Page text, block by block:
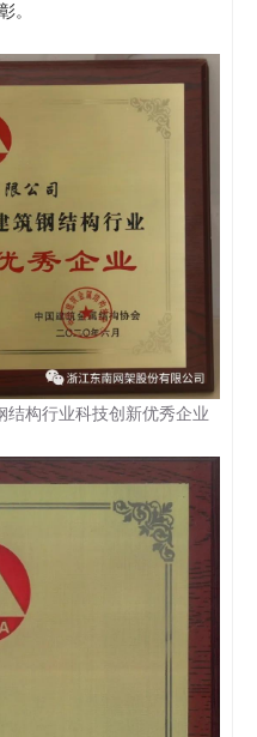
。
结构行业科技创新优秀企业